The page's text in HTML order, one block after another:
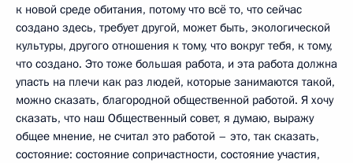
к новой среде обитания, потому что всё то, что сейчас
создано здесь, требует другой, может быть, экологической
культуры, другого отношения к тому, что вокруг тебя, к тому,
что создано. Это тоже большая работа, и эта работа должна
упасть на плечи как раз людей, которые занимаются такой,
можно сказать, благородной общественной работой. Я хочу
сказать, что наш Общественный совет, я думаю, выражу
общее мнение, не считал это работой – это, так сказать,
состояние: состояние сопричастности, состояние участия,